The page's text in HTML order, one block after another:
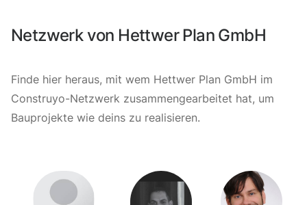
Netzwerk von Hettwer Plan GmbH
Finde hier heraus, mit wem Hettwer Plan GmbH im
Construyo-Netzwerk zusammengearbeitet hat, um
Bauprojekte wie deins zu realisieren.